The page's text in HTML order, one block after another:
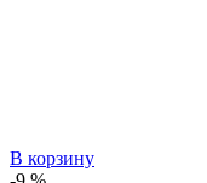
В корзину